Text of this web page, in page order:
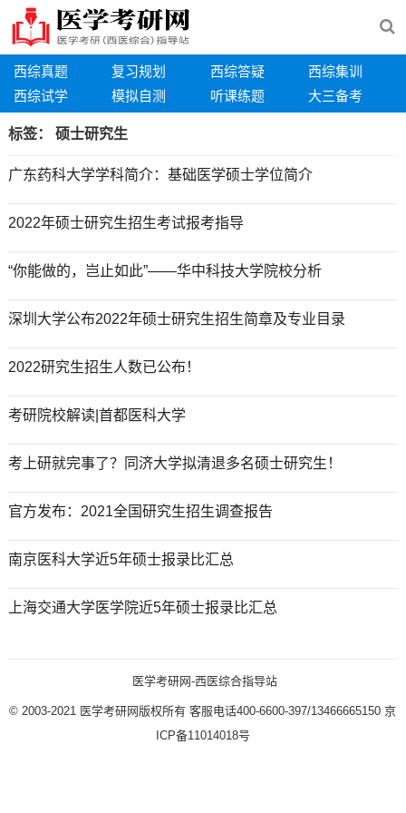
西综真题 复习规划 西综答疑
西综集训
西综试学
模拟自测 听课练题 大三备考
标签： 硕士研究生
广东药科大学学科简介：基础医学硕士学位简介
2022年硕士研究生招生考试报考指导
“你能做的，岂止如此”——华中科技大学院校分析
深圳大学公布2022年硕士研究生招生简章及专业目录
2022研究生招生人数已公布！
考研院校解读|首都医科大学
考上研就完事了？同济大学拟清退多名硕士研究生！
官方发布：2021全国研究生招生调查报告
南京医科大学近5年硕士报录比汇总
上海交通大学医学院近5年硕士报录比汇总
医学考研网-西医综合指导站
© 2003-2021 医学考研网版权所有 客服电话400-6600-397/13466665150 京
ICP备11014018号